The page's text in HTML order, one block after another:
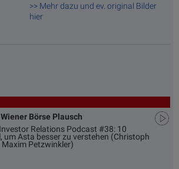
>> Mehr dazu und ev. original Bilder
hier
Börse Plausch
Relations Podcast #38: 10
um Asta besser zu verstehen (Christoph
Maxim Petzwinkler)